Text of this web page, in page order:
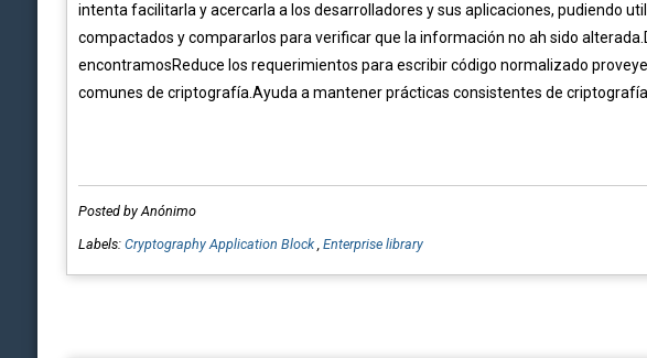
intenta facilitarla y acercarla a los desarrolladores y sus aplicaciones, pudiendo
compactados y compararlos para verificar que la información no ah sido
encontramosReduce los requerimientos para escribir código normalizado
comunes de criptografía.Ayuda a mantener prácticas consistentes de criptografía
Posted by Anónimo
Labels: Cryptography Application Block, Enterprise library